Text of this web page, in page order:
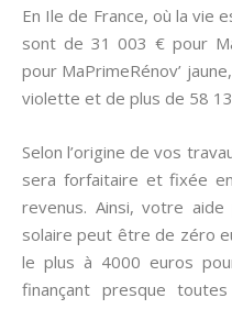
En Ile de France, où la vie
sont de 31 003 € pour
pour MaPrimeRénov’
violette et de plus de 58
Selon l’origine de vos
sera forfaitaire et fixée
revenus. Ainsi, votre aide
solaire peut être de zéro
le plus à 4000 euros
finançant presque